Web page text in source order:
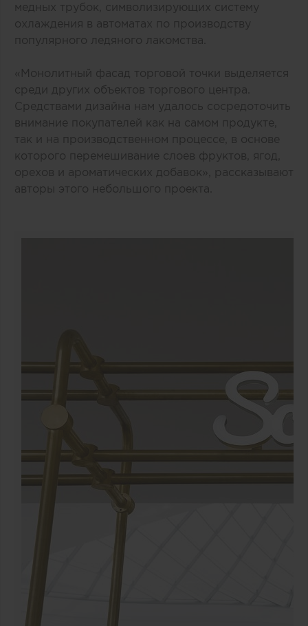
медных трубок, символизирующих систему
охлаждения в автоматах по производству
популярного ледяного лакомства.
«Монолитный фасад торговой точки выделяется
среди других объектов торгового центра.
Средствами дизайна нам удалось сосредоточить
внимание покупателей как на самом продукте,
так и на производственном процессе, в основе
которого перемешивание слоев фруктов, ягод,
орехов и ароматических добавок», рассказывают
авторы этого небольшого проекта.